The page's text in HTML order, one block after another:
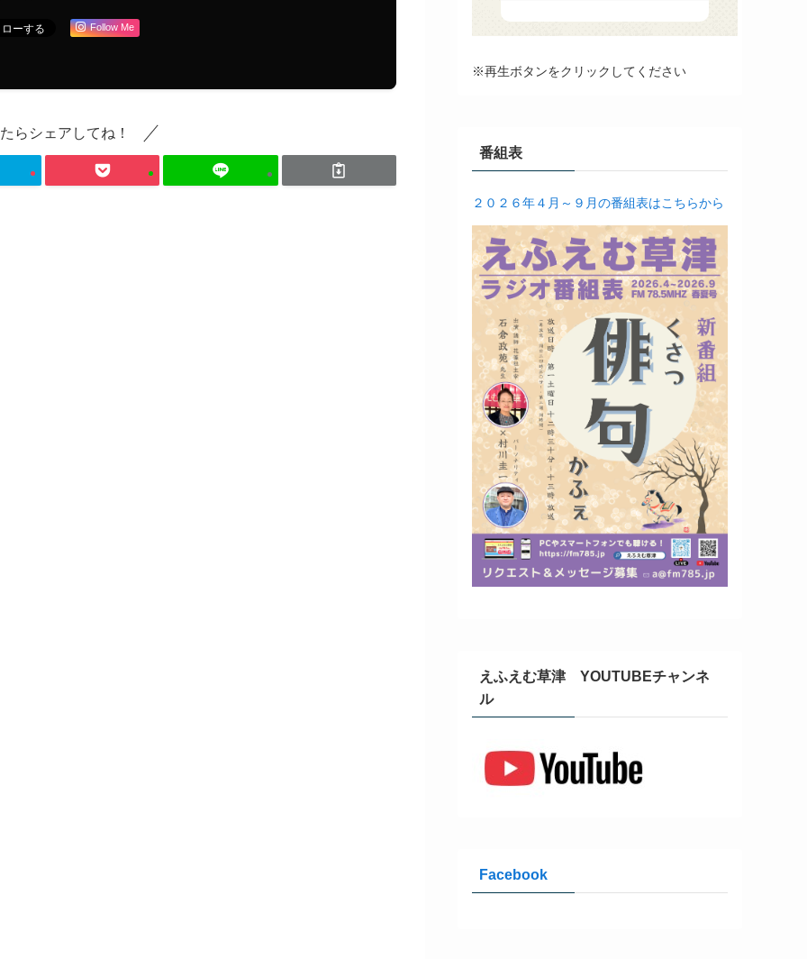
Follow Me
らシェアしてね！
※再生ボタンをクリックしてください
番組表
２０２６年４月～９月の番組表はこちらから
えふえむ草津 YOUTUBEチャンネ
ル
Facebook